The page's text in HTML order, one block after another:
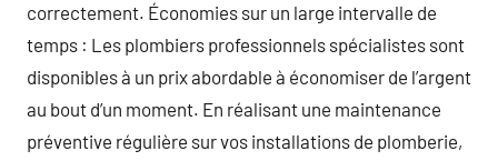
correctement. Économies sur un large intervalle de
temps : Les plombiers professionnels spécialistes sont
disponibles à un prix abordable à économiser de l’argent
au bout d’un moment. En réalisant une maintenance
préventive régulière sur vos installations de plomberie,